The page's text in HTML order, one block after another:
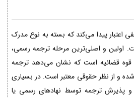
اعتبار پیدا می‌کند که بسته به نوع مدرک
اولین و اصلی‌ترین مرحله ترجمه رسمی،
قوه قضائیه است که نشان می‌دهد ترجمه
و از نظر حقوقی معتبر است. در بسیاری
و پذیرش ترجمه توسط نهادهای رسمی یا